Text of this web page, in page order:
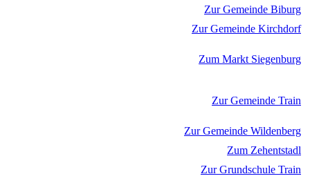
Zur Gemeinde Biburg
Zur Gemeinde Kirchdorf
Zum Markt Siegenburg
Zur Gemeinde Train
Zur Gemeinde Wildenberg
Zum Zehentstadl
Zur Grundschule Train